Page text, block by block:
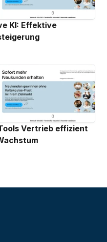
KI: Effektive
Vertrieb effizient